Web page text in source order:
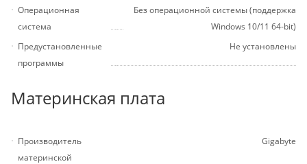
Операционная
система
Без операционной системы (поддержка
Windows 10/11 64-bit)
Предустановленные
программы
Не установлены
Материнская плата
Производитель
материнской
Gigabyte